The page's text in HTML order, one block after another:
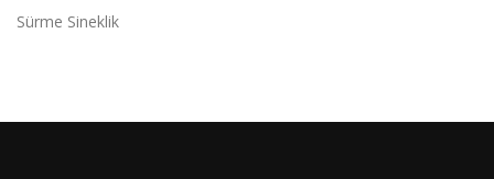
Sürme Sineklik